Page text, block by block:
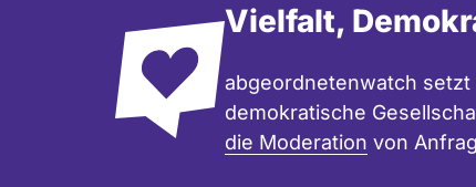
Vielfalt,
abgeordnetenwatch
demokratische
die Moderation von